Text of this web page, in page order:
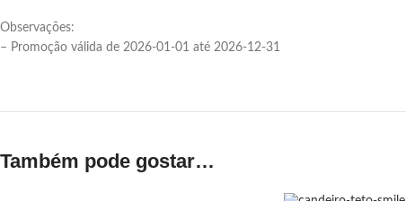
Observações:
– Promoção válida de 2026-01-01 até 2026-12-31
Também pode gostar…